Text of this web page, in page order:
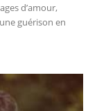
d’amour,
guérison en